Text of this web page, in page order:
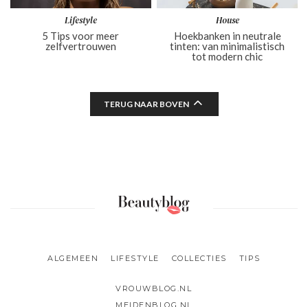
Lifestyle
5 Tips voor meer
zelfvertrouwen
House
Hoekbanken in neutrale
tinten: van minimalistisch
tot modern chic
TERUG NAAR BOVEN
ALGEMEEN LIFESTYLE COLLECTIES TIPS
VROUWBLOG.NL
MEIDENBLOG.NL